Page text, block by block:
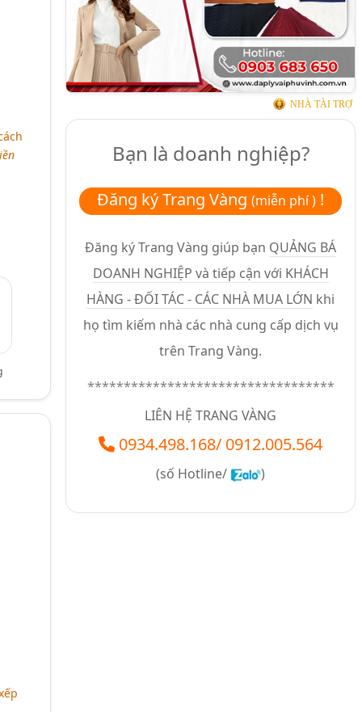
NHÀ TÀI TRỢ
Bạn là doanh nghiệp?
Đăng ký Trang Vàng(miễn phí ) !
Đăng ký Trang Vàng giúp bạn QUẢNG BÁ
DOANH NGHIỆP và tiếp cận với KHÁCH
HÀNG - ĐỐI TÁC - CÁC NHÀ MUA LỚN khi
họ tìm kiếm nhà các nhà cung cấp dịch vụ
trên Trang Vàng.
**********************************
LIÊN HỆ TRANG VÀNG
0934.498.168/ 0912.005.564
(số Hotline/ )